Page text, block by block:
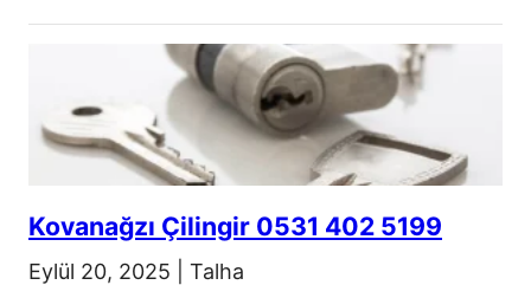
Kovanağzı Çilingir 0531 402 5199
Eylül 20, 2025 Talha